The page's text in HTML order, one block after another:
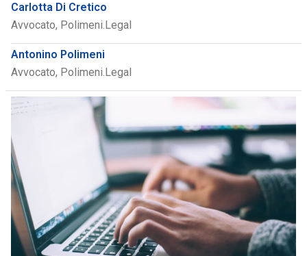
Carlotta Di Cretico
Avvocato, Polimeni.Legal
Antonino Polimeni
Avvocato, Polimeni.Legal